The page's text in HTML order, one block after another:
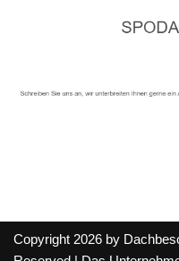
Copyright 2026 by